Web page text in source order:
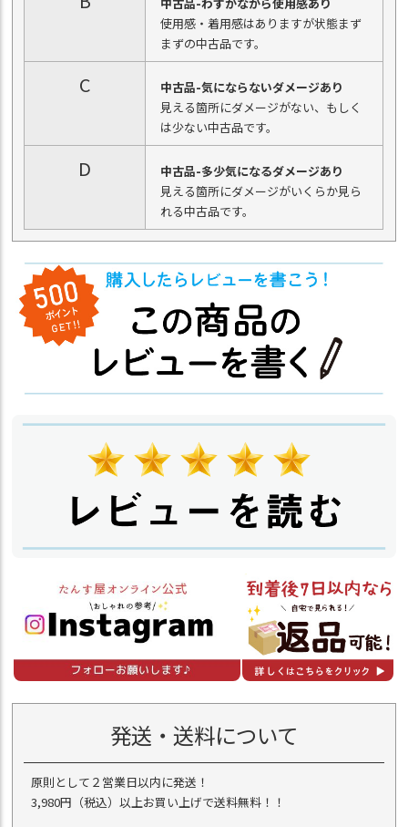
使用感・着用感はありますが状態まず
まずの中古品です。
C
中古品-気にならないダメージあり
見える箇所にダメージがない、もしく
は少ない中古品です。
D
中古品-多少気になるダメージあり
見える箇所にダメージがいくらか見ら
れる中古品です。
発送・送料について
原則として２営業日以内に発送！
3,980円（税込）以上お買い上げで送料無料！！